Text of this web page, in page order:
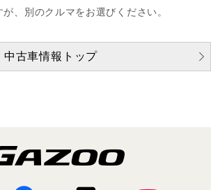
、別のクルマをお選びください。
中古車情報トップ